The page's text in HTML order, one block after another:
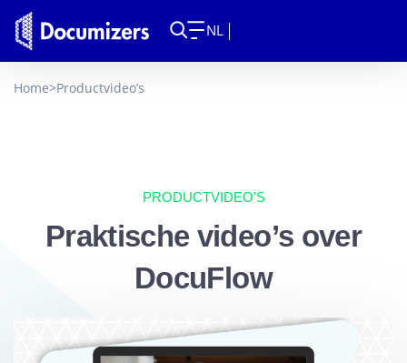
NL
Home>Productvideo’s
PRODUCTVIDEO'S
Praktische video’s over
DocuFlow